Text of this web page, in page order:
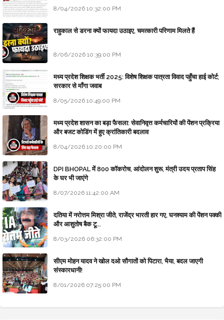
8/04/2026 10:32:00 PM
राहुकाल से डरना क्यों फायदा उठाइए, चमत्कारी परिणाम मिलते हैं
8/06/2026 10:39:00 PM
मध्य प्रदेश शिक्षक भर्ती 2025: विशेष शिक्षक पात्रता विवाद पहुँचा हाई कोर्ट;
सरकार से माँगा जवाब
8/05/2026 10:49:00 PM
मध्य प्रदेश शासन का बड़ा फैसला: सेवानिवृत्त कर्मचारियों की पेंशन प्रक्रिया
और बजट कोडिंग में हुए क्रांतिकारी बदलाव
8/04/2026 10:20:00 PM
DPI BHOPAL में 800 कॉकरोच, आंदोलन शुरू, मंत्री उदय प्रताप सिंह
के घर भी जाएंगे
8/07/2026 11:42:00 AM
दतिया में नरोत्तम मिश्रा जीते, राजेंद्र भारती हार गए, घनश्याम की पेंशन पक्की
और आशुतोष बैक टू...
8/03/2026 06:32:00 PM
सीएम मोहन यादव ने खोल दओ सौगातों को पिटारा, भैया, बदल जाएगी
संस्कारधानी!
8/01/2026 07:25:00 PM